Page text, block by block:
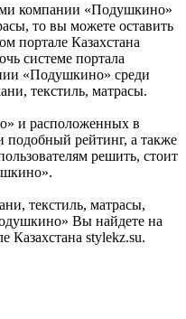
компании «Подушкино»
то вы можете оставить
портале Казахстана
системе портала
«Подушкино» среди
текстиль, матрасы.
и расположенных в
подобный рейтинг, а также
решить, стоит
текстиль, матрасы,
Вы найдете на
stylekz.su.